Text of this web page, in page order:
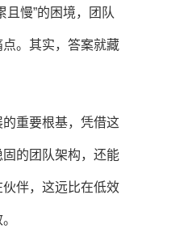
且慢”的困境，团队
。其实，答案就藏
重要根基，凭借这
的团队架构，还能
伴，这远比在低效